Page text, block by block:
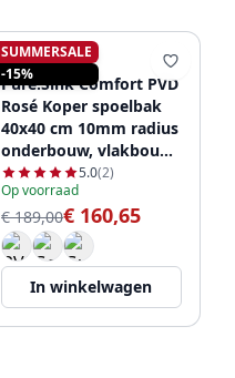
SUMMERSALE
-15%
PURE.SINK
Pure.Sink Comfort PVD
Rosé Koper spoelbak
40x40 cm 10mm radius
onderbouw, vlakbouw
en opbouw PCM4040-
62
5.0(2)
Op voorraad
€ 189,00€ 160,65
In winkelwagen